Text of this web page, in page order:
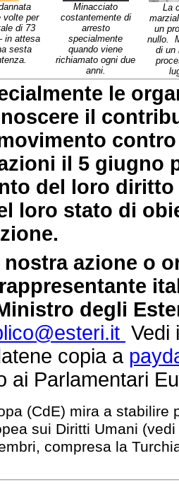
volte per
di 73
in attesa
sesta
Minacciato
costantemente di
arresto
specialmente
quando viene
richiamato ogni due
anni.
La
un
nullo.
di un
le
il
il 5 giugno
del loro
loro stato di
azione o
degli
Vedi
copia a
ai Parlamentari
(CdE) mira a
sui Diritti Umani
compresa la